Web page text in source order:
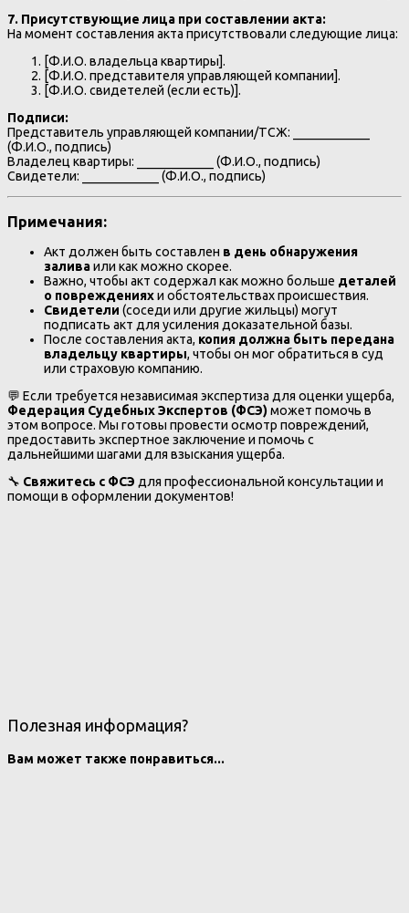
7. Присутствующие лица при составлении акта:
На момент составления акта присутствовали следующие лица:
[Ф.И.О. владельца квартиры].
[Ф.И.О. представителя управляющей компании].
[Ф.И.О. свидетелей (если есть)].
Подписи:
Представитель управляющей компании/ТСЖ: ____________
(Ф.И.О., подпись)
Владелец квартиры: ____________ (Ф.И.О., подпись)
Свидетели: ____________ (Ф.И.О., подпись)
Примечания:
Акт должен быть составлен в день обнаружения
заливаили как можно скорее.
Важно, чтобы акт содержал как можно больше деталей
о поврежденияхи обстоятельствах происшествия.
Свидетели (соседи или другие жильцы) могут
подписать акт для усиления доказательной базы.
После составления акта, копия должна быть передана
владельцу квартиры, чтобы он мог обратиться в суд
или страховую компанию.
💬 Если требуется независимая экспертиза для оценки ущерба,
Федерация Судебных Экспертов (ФСЭ)может помочь в
этом вопросе. Мы готовы провести осмотр повреждений,
предоставить экспертное заключение и помочь с
дальнейшими шагами для взыскания ущерба.
🔧 Свяжитесь с ФСЭ для профессиональной консультации и
помощи в оформлении документов!
Полезная информация?
Вам может также понравиться...